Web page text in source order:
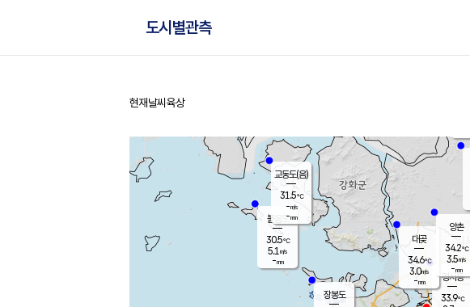
도시별관측
홈
현재날씨 육상
볼음도
30.5℃
5.1 m/s
-mm
장봉도
경서동
33.9℃
대곶
34.6℃
3.0m/s
-mm
양촌
34.2℃
3.5m/s
-mm
교동도(음)
31.5℃
-m/s
-mm